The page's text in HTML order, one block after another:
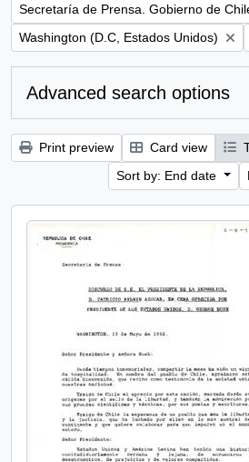
Remove filter:
Secretaría de Prensa. Gobierno de
Remove filter:
Washington (D.C, Estados Unidos)
Advanced search options
Print preview Card view
Sort by: End date